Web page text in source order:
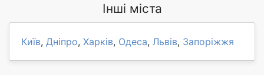
Інші міста
Київ, Дніпро, Харків, Одеса, Львів, Запоріжжя